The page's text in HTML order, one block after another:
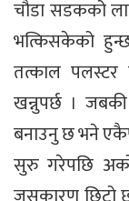
चौडा सडकको
भत्किसकेको
तत्काल पलस्टर
खन्नुपर्छ ।
बनाउनु छ भने
सुरु गरेपछि